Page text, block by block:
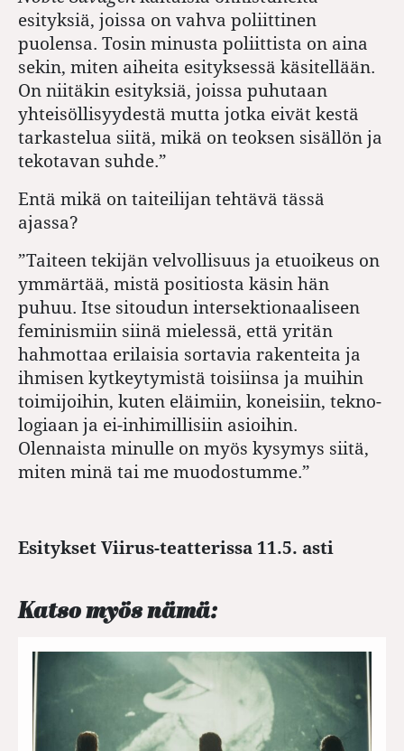
esityksiä, joissa on vahva poliittinen
puolensa. Tosin minusta poliittista on aina
sekin, miten aiheita esityksessä käsitellään.
On niitäkin esityksiä, joissa puhutaan
yhteisöllisyydestä mutta jotka eivät kestä
tarkastelua siitä, mikä on teoksen sisällön ja
tekotavan suhde.”
Entä mikä on taiteilijan tehtävä tässä
ajassa?
”Taiteen tekijän velvollisuus ja etuoikeus on
ymmärtää, mistä positiosta käsin hän
puhuu. Itse sitoudun intersektionaaliseen
feminismiin siinä mielessä, että yritän
hahmottaa erilaisia sortavia rakenteita ja
ihmisen kytkeytymistä toisiinsa ja muihin
toimijoihin, kuten eläimiin, koneisiin, tekno­
logiaan ja ei-inhimillisiin asioihin.
Olennaista minulle on myös kysymys siitä,
miten minä tai me muodostumme.”
Esitykset Viirus-teatterissa 11.5. asti
Katso myös nämä: